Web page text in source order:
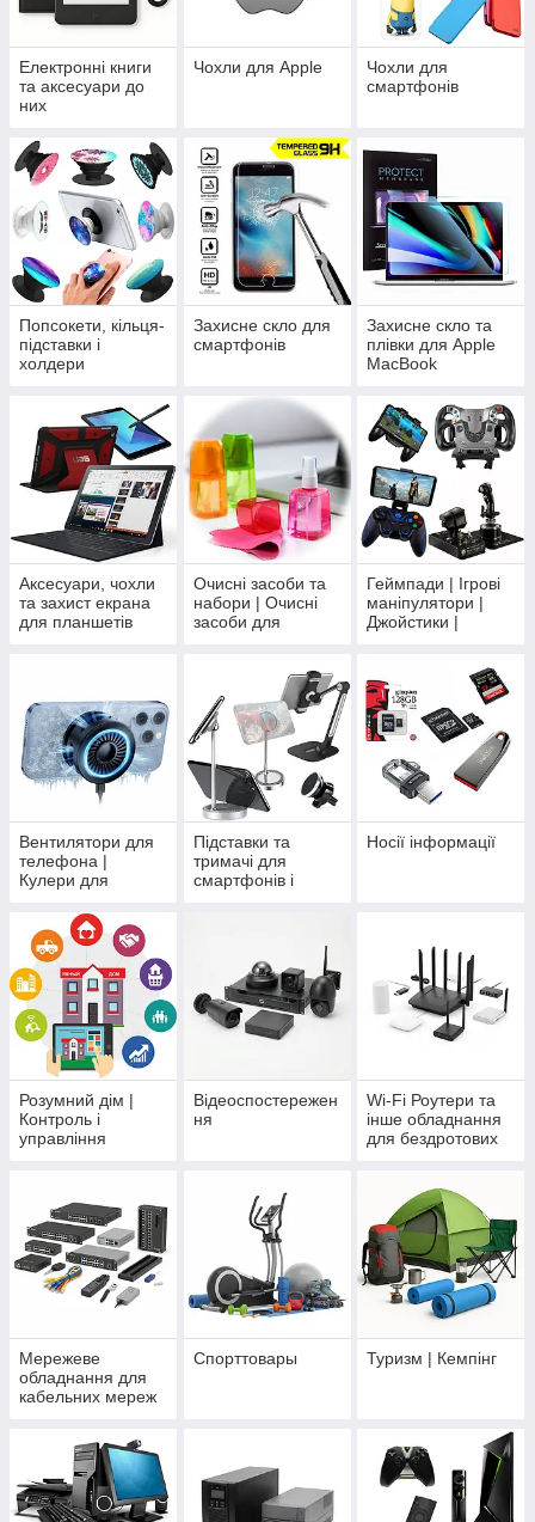
Електронні книги
та аксесуари до
них
Чохли для Apple
Чохли для
смартфонів
Попсокети, кільця-
підставки і
холдери
Захисне скло для
смартфонів
Захисне скло та
плівки для Apple
MacBook
Аксесуари, чохли
та захист екрана
для планшетів
Очисні засоби та
набори | Очисні
засоби для
Геймпади | Ігрові
маніпулятори |
Джойстики |
Вентилятори для
телефона |
Кулери для
Системи
охолодження для
смартфона
Підставки та
тримачі для
смартфонів і
Носії інформації
Розумний дім |
Контроль і
управління
Відеоспостережен
ня
Wi-Fi Роутери та
інше обладнання
для бездротових
Мережеве
обладнання для
кабельних мереж
Спорттовары Туризм | Кемпінг